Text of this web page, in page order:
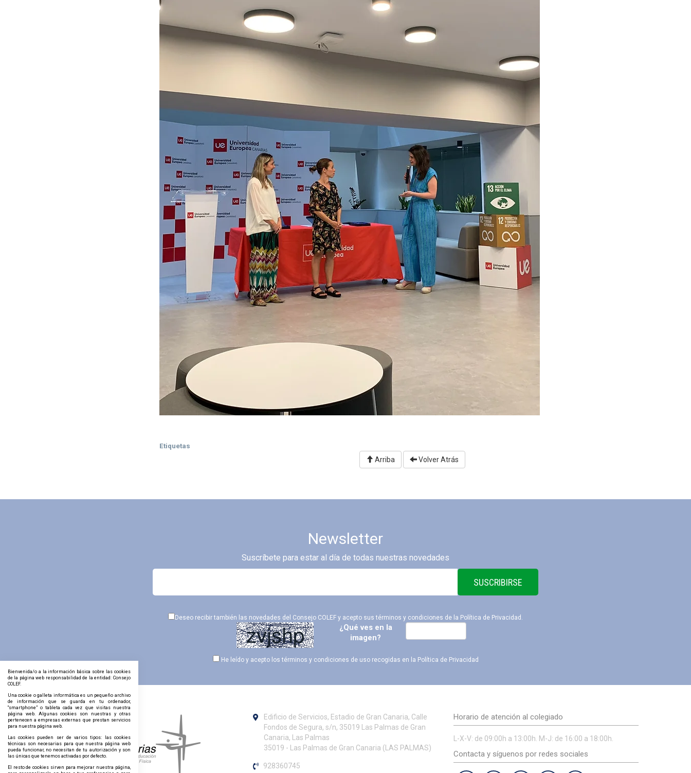
Etiquetas
Arriba Volver Atrás
Newsletter
Suscríbete para estar al día de todas nuestras novedades
SUSCRIBIRSE
Deseo recibir también las novedades del Consejo COLEF y acepto sus términos y condiciones de la Política de Privacidad .
¿Qué ves en la
imagen?
He leído y acepto los términos y condiciones de uso recogidas en la Política de Privacidad
Edificio de Servicios, Estadio de Gran Canaria, Calle
Fondos de Segura, s/n, 35019 Las Palmas de Gran
Canaria, Las Palmas
35019 - Las Palmas de Gran Canaria (LAS PALMAS)
928360745
Horario de atención al colegiado
L-X-V: de 09:00h a 13:00h. M-J: de 16:00 a 18:00h.
Contacta y síguenos por redes sociales
Bienvenida/o a la información básica sobre las cookies
de la página web responsabilidad de la entidad: Consejo
COLEF.
Una cookie o galleta informática es un pequeño archivo
de información que se guarda en tu ordenador,
“smartphone” o tableta cada vez que visitas nuestra
página web. Algunas cookies son nuestras y otras
pertenecen a empresas externas que prestan servicios
para nuestra página web.
Las cookies pueden ser de varios tipos: las cookies
técnicas son necesarias para que nuestra página web
pueda funcionar, no necesitan de tu autorización y son
las únicas que tenemos activadas por defecto.
El resto de cookies sirven para mejorar nuestra página,